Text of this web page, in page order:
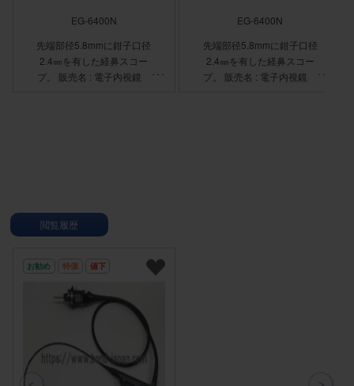
EG-6400N
先端部径5.8mmに鉗子口径
2.4㎜を有した経鼻スコー
プ。 販売名 : 電子内視鏡
EG-6400N
先端部径5.8mmに鉗子口径
2.4㎜を有した経鼻スコー
プ。 販売名 : 電子内視鏡
閲覧履歴
お勧め 特価 値下